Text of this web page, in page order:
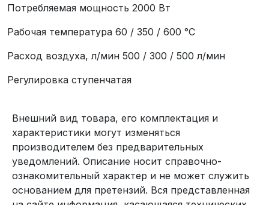
Потребляемая мощность 2000 Вт
Рабочая температура 60 / 350 / 600 °С
Расход воздуха, л/мин 500 / 300 / 500 л/мин
Регулировка ступенчатая
Внешний вид товара, его комплектация и
характеристики могут изменяться
производителем без предварительных
уведомлений. Описание носит справочно-
ознакомительный характер и не может служить
основанием для претензий. Вся представленная